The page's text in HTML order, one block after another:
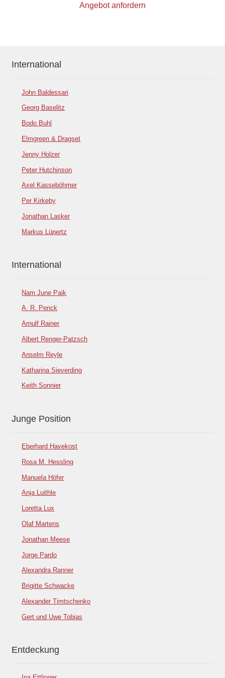
Angebot anfordern
International
John Baldessari
Georg Baselitz
Bodo Buhl
Elmgreen & Dragset
Jenny Holzer
Peter Hutchinson
Axel Kasseböhmer
Per Kirkeby
Jonathan Lasker
Markus Lüpertz
International
Nam June Paik
A. R. Penck
Arnulf Rainer
Albert Renger-Patzsch
Anselm Reyle
Katharina Sieverding
Keith Sonnier
Junge Position
Eberhard Havekost
Rosa M. Hessling
Manuela Höfer
Anja Luithle
Loretta Lux
Olaf Martens
Jonathan Meese
Jorge Pardo
Alexandra Ranner
Brigitte Schwacke
Alexander Timtschenko
Gert und Uwe Tobias
Entdeckung